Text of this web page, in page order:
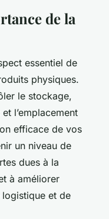
de la
essentiel de
physiques.
le stockage,
l’emplacement
efficace de vos
un niveau de
dues à la
à améliorer
logistique et de